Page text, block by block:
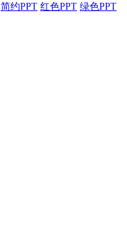
简约PPT 红色PPT 绿色PPT